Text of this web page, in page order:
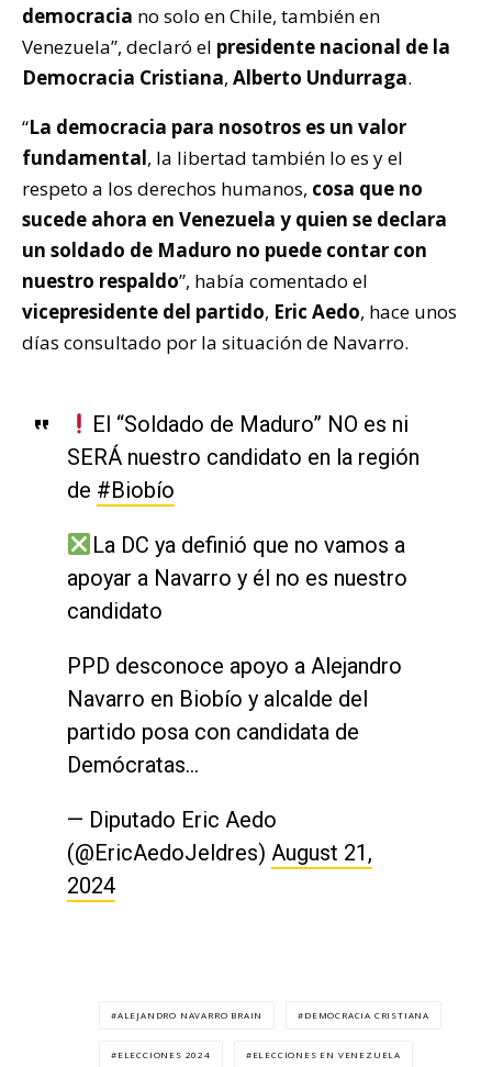
democracia no solo en Chile, también en
Venezuela”, declaró el presidente nacional de la
Democracia Cristiana, Alberto Undurraga.
“La democracia para nosotros es un valor
fundamental, la libertad también lo es y el
respeto a los derechos humanos, cosa que no
sucede ahora en Venezuela y quien se declara
un soldado de Maduro no puede contar con
nuestro respaldo”, había comentado el
vicepresidente del partido, Eric Aedo, hace unos
días consultado por la situación de Navarro.
El “Soldado de Maduro” NO es ni
SERÁ nuestro candidato en la región
de #Biobío
La DC ya definió que no vamos a
apoyar a Navarro y él no es nuestro
candidato
PPD desconoce apoyo a Alejandro
Navarro en Biobío y alcalde del
partido posa con candidata de
Demócratas…
— Diputado Eric Aedo
(@EricAedoJeldres) August 21,
2024
ALEJANDRO NAVARRO BRAIN DEMOCRACIA CRISTIANA
ELECCIONES 2024 ELECCIONES EN VENEZUELA